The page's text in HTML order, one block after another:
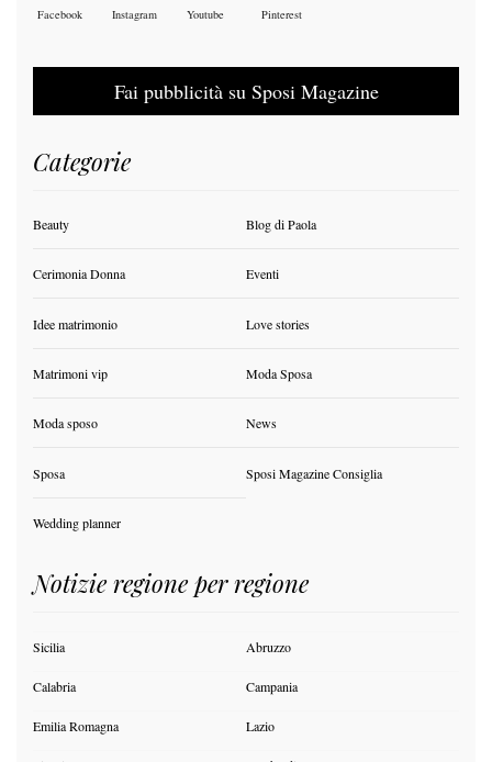
Facebook Instagram Youtube Pinterest
Fai pubblicità su Sposi Magazine
Categorie
Beauty Blog di Paola
Cerimonia Donna Eventi
Idee matrimonio Love stories
Matrimoni vip Moda Sposa
Moda sposo News
Sposa Sposi Magazine Consiglia
Wedding planner
Notizie regione per regione
Sicilia Abruzzo
Calabria Campania
Emilia Romagna Lazio